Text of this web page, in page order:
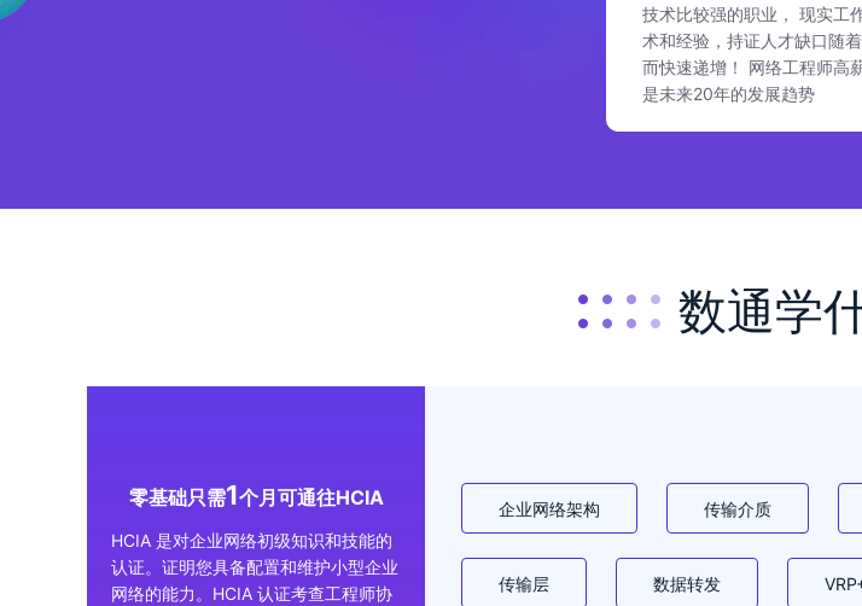
技术比较强的职业， 现实工
术和经验，持证人才缺口随
而快速递增！ 网络工程师高
是未来20年的发展趋势
数通学
零基础只需1个月可通往HCIA
HCIA 是对企业网络初级知识和技能的
认证。证明您具备配置和维护小型企业
网络的能力。HCIA 认证考查工程师协
企业网络架构 传输介质
传输层 数据转发